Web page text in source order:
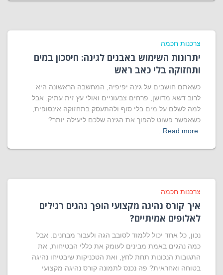
צרכנות חכמה
יתרונות השימוש באבנים לגינה: חיסכון במים
ותחזוקה בלי כאב ראש
כשאתם חושבים על גינה יפיפיה, המחשבה הראשונה היא
לרוב דשא מדושן, פרחים צבעוניים ואולי עץ זית עתיק. אבל
למה לשלם על מים בלי סוף ולהתעסק בתחזוקה אינסופית,
כשאפשר פשוט להפוך את הגינה שלכם ליעילה יותר?
Read more…
צרכנות חכמה
איך קורס נהיגה מקצועי הופך נהגים רגילים
לאלופים אמיתיים?
נכון, כל אחד יכול ללמוד לסובב הגה ולעבור מבחנים. אבל
כמה נהגים באמת מבינים לעומק את כללי הבטיחות, את
התגובות הנכונות תחת לחץ, ואת הטכניקות שיבטיחו נהיגה
בטוחה ואחראית? פה נכנס לתמונה קורס נהיגה מקצועי